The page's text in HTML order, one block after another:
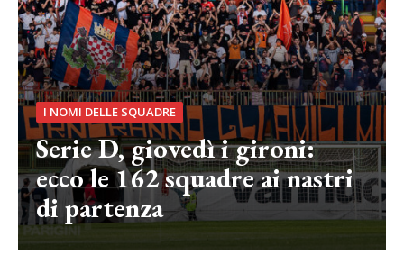
I NOMI DELLE SQUADRE
Serie D, giovedì i gironi:
ecco le 162 squadre ai nastri
di partenza